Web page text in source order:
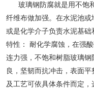
玻璃钢防腐就是用不饱
纤维布做加强。在水泥池
或是化学介子负责水泥基
特性： 耐化学腐蚀，在强
连力强，不饱和树脂玻璃
良，坚韧而抗冲击，表面
及工艺可依具体条件而定，